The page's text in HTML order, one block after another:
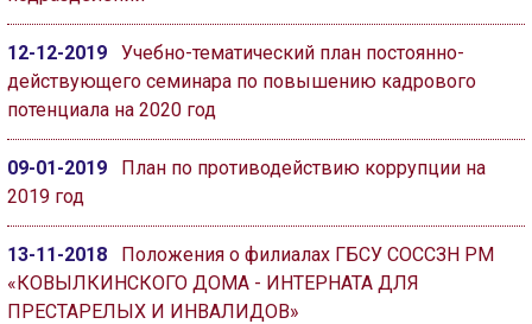
12-12-2019
Учебно-тематический план постоянно-
действующего семинара по повышению кадрового
потенциала на 2020 год
09-01-2019
План по противодействию коррупции на
2019 год
13-11-2018
Положения о филиалах ГБСУ СОССЗН РМ
«КОВЫЛКИНСКОГО ДОМА - ИНТЕРНАТА ДЛЯ
ПРЕСТАРЕЛЫХ И ИНВАЛИДОВ»